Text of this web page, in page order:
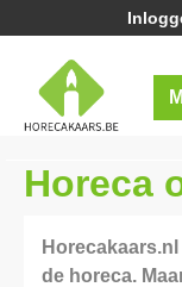
Horeca
de horeca.